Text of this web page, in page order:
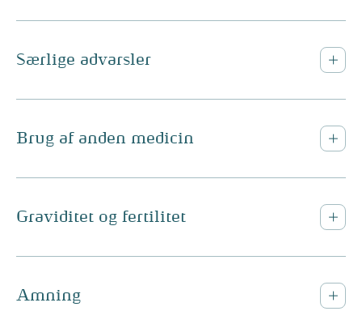
Særlige advarsler
Brug af anden medicin
Graviditet og fertilitet
Amning